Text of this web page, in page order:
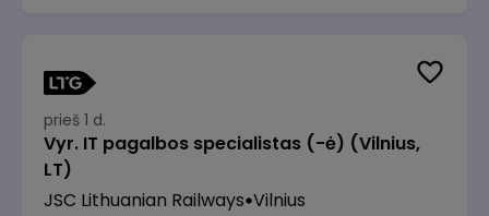
prieš 1 d.
Vyr. IT pagalbos specialistas (-ė) (Vilnius,
LT)
JSC Lithuanian Railways Vilnius